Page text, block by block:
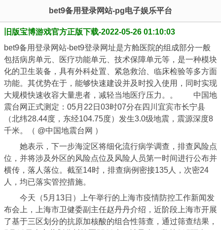
bet9备用登录网站-pg电子娱乐平台
旧版宝博游戏官方正版下载-2022-05-26 01:10:03
bet9备用登录网站-bet9登录网址是方舱医院的组成部分一般
包括病房单元、医疗功能单元、技术保障单元等，是一种模块
化的卫生装备，具有外科处置、紧急救治、临床检验等多方面
功能。其优势在于，能够快速建设并及时投入使用，同时实现
大规模快速收容大量患者，减轻当地医疗压力。。 中国地
震台网正式测定：05月22日03时07分在四川宜宾市长宁县
（北纬28.44度，东经104.75度）发生3.0级地震，震源深度8
千米。（ @中国地震台网 ）
她表示，下一步海淀区将细化流行病学调查，排查风险点
位，并将涉及外区的风险点位及风险人员第一时间进行公布并
横传，落人落位。截至14时，排查病例密接135人，次密24
人，均已落实管控措施。
今天（5月13日）上午举行的上海市疫情防控工作新闻发
布会上，上海市卫健委副主任赵丹丹介绍，近阶段上海市开展
了基于三区划分的抗原加核酸的组合性筛查，通过筛查结果，